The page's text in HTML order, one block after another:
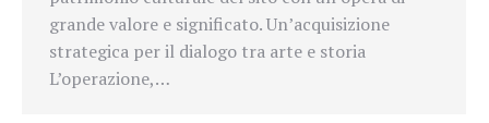
grande valore e significato. Un’acquisizione
strategica per il dialogo tra arte e storia
L’operazione,…